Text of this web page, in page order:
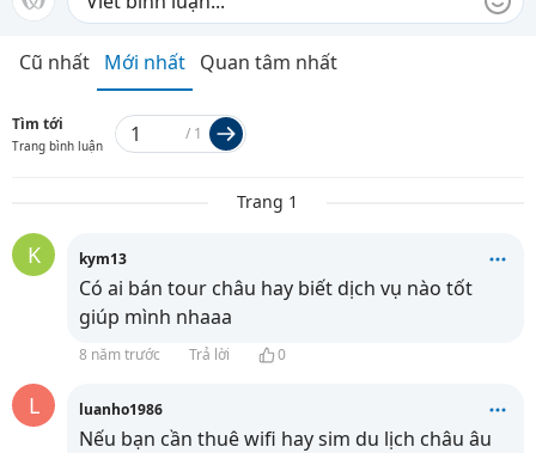
Cũ nhất Mới nhất Quan tâm nhất
Tìm tới
Trang bình luận
/ 1
Trang 1
K kym13
Có ai bán tour châu hay biết dịch vụ nào tốt
giúp mình nhaaa
8 năm trước Trả lời 0
L luanho1986
Nếu bạn cần thuê wifi hay sim du lịch châu âu